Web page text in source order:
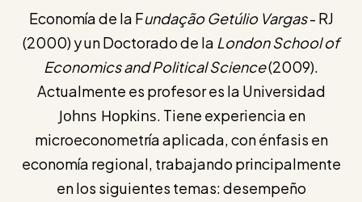
Economía de la Fundação Getúlio Vargas- RJ
(2000) y un Doctorado de la London School of
Economics and Political Science(2009).
Actualmente es profesor es la Universidad
Johns Hopkins. Tiene experiencia en
microeconometría aplicada, con énfasis en
economía regional, trabajando principalmente
en los siguientes temas: desempeño